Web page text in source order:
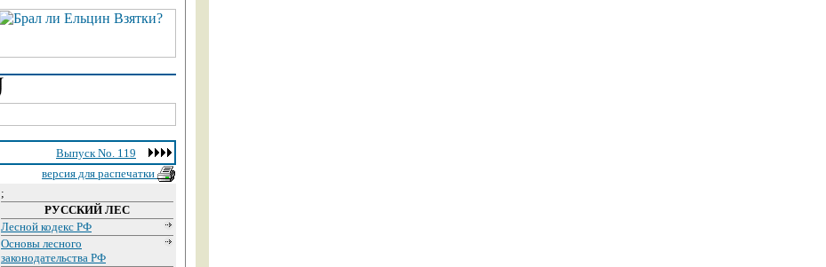
Выпуск No. 119
версия для распечатки
;
РУССКИЙ ЛЕС
Лесной кодекс РФ
Основы лесного
законодательства РФ